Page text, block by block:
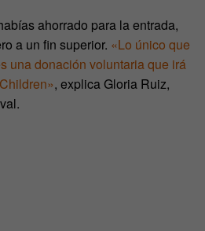
ahorrado para la entrada,
a un fin superior. «Lo único que
una donación voluntaria que irá
, explica Gloria Ruiz,